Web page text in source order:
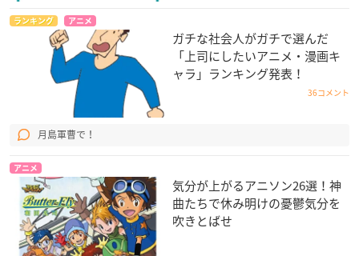
ランキング アニメ
ガチな社会人がガチで選んだ
「上司にしたいアニメ・漫画キ
ャラ」ランキング発表！
36コメント
月島軍曹で！
アニメ
気分が上がるアニソン26選！神
曲たちで休み明けの憂鬱気分を
吹きとばせ